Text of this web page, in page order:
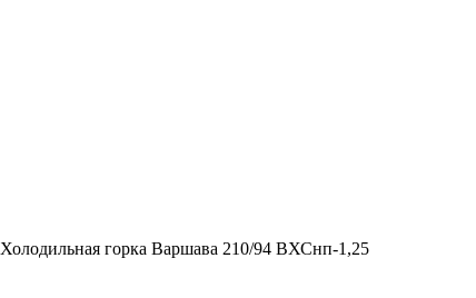
Холодильная горка Варшава 210/94 ВХСнп-1,25